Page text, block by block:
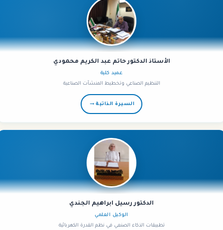
الأستاذ الدكتور حاتم عبد الكريم محمودي
عميد كلية
التنظيم الصناعي وتخطيط المنشآت الصناعية
السيرة الذاتية→
الدكتور رسيل ابراهيم الجندي
الوكيل العلمي
تطبيقات الذكاء الصنعي في نظم القدرة الكهربائية